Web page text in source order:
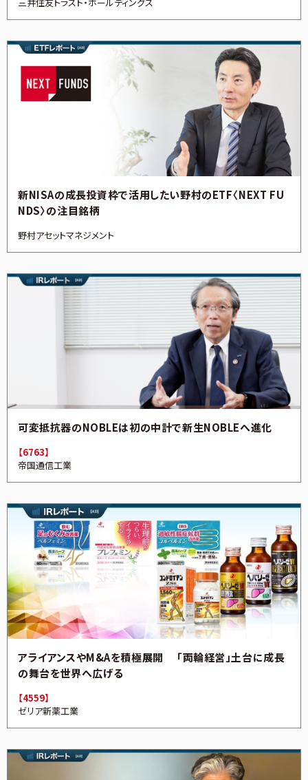
三井住友トラスト・ホールディングス
新NISAの成長投資枠で活用したい野村のETF〈NEXT FU
NDS〉の注目銘柄
野村アセットマネジメント
可変抵抗器のNOBLEは初の中計で新生NOBLEへ進化
【6763】
帝国通信工業
アライアンスやM&Aを積極展開 「両輪経営」土台に成長
の舞台を世界へ広げる
【4559】
ゼリア新薬工業